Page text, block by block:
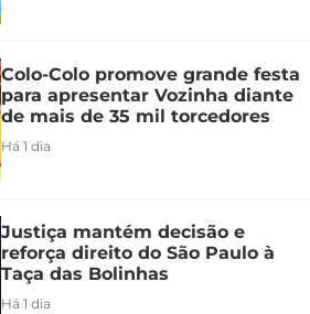
Colo-Colo promove grande festa
para apresentar Vozinha diante
de mais de 35 mil torcedores
Há 1 dia
Justiça mantém decisão e
reforça direito do São Paulo à
Taça das Bolinhas
Há 1 dia